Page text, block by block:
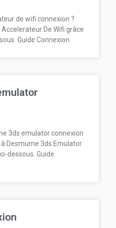
de wifi connexion ?
De Wifi grâce
Guide Connexion
3ds emulator connexion
Desmume 3ds Emulator
dessous. Guide